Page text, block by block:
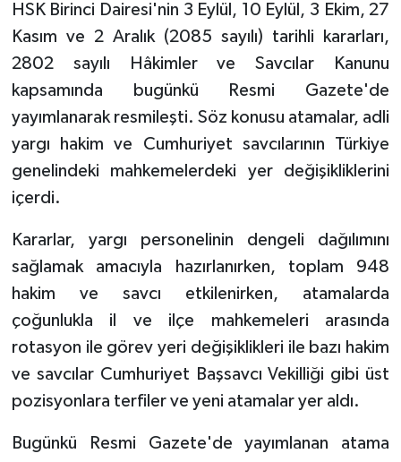
HSK Birinci Dairesi'nin 3 Eylül, 10 Eylül, 3 Ekim, 27
Kasım ve 2 Aralık (2085 sayılı) tarihli kararları,
2802 sayılı Hâkimler ve Savcılar Kanunu
kapsamında bugünkü Resmi Gazete'de
yayımlanarak resmileşti. Söz konusu atamalar, adli
yargı hakim ve Cumhuriyet savcılarının Türkiye
genelindeki mahkemelerdeki yer değişikliklerini
içerdi.
Kararlar, yargı personelinin dengeli dağılımını
sağlamak amacıyla hazırlanırken, toplam 948
hakim ve savcı etkilenirken, atamalarda
çoğunlukla il ve ilçe mahkemeleri arasında
rotasyon ile görev yeri değişiklikleri ile bazı hakim
ve savcılar Cumhuriyet Başsavcı Vekilliği gibi üst
pozisyonlara terfiler ve yeni atamalar yer aldı.
Bugünkü Resmi Gazete'de yayımlanan atama